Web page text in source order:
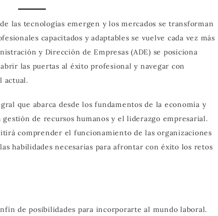
las tecnologías emergen y los mercados se transforman
capacitados y adaptables se vuelve cada vez más
y Dirección de Empresas (ADE) se posiciona
las puertas al éxito profesional y navegar con
actual.
que abarca desde los fundamentos de la economía y
de recursos humanos y el liderazgo empresarial.
comprender el funcionamiento de las organizaciones
habilidades necesarias para afrontar con éxito los retos
de posibilidades para incorporarte al mundo laboral.